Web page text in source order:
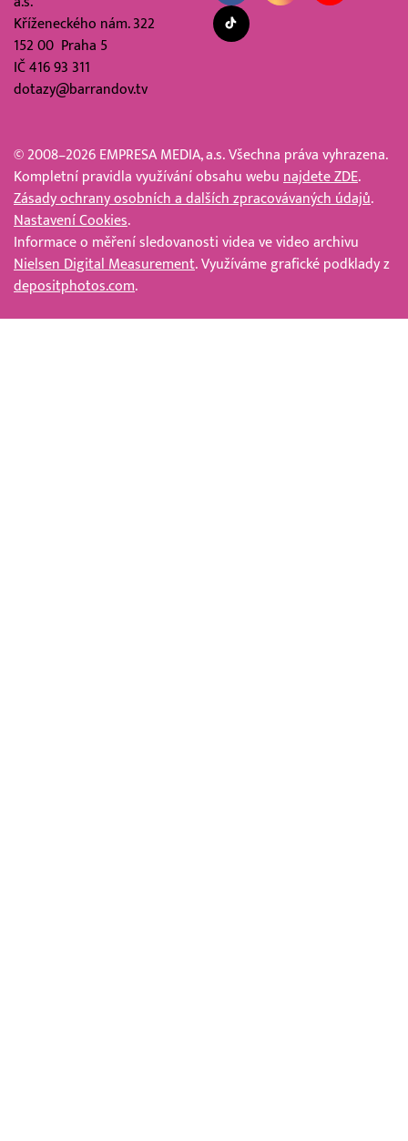
Kříženeckého nám. 322
152 00 Praha 5
IČ 416 93 311
dotazy@barrandov.tv
© 2008–2026 EMPRESA MEDIA, a.s. Všechna práva vyhrazena.
Kompletní pravidla využívání obsahu webu najdete ZDE.
Zásady ochrany osobních a dalších zpracovávaných údajů.
Nastavení Cookies.
Informace o měření sledovanosti videa ve video archivu
Nielsen Digital Measurement. Využíváme grafické podklady z
depositphotos.com.